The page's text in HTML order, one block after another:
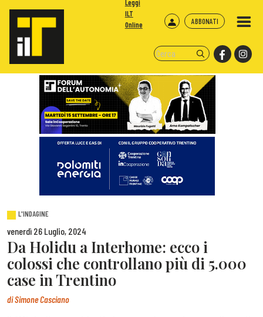
ABBONATI
Leggi
ILT
Online
L'INDAGINE
venerdì 26 Luglio, 2024
Da Holidu a Interhome: ecco i
colossi che controllano più di 5.000
case in Trentino
diSimone Casciano